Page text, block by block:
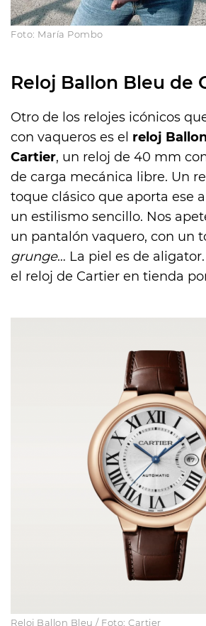
Foto: María Pombo
Reloj Ballon Bleu de
Otro de los relojes icónicos
con vaqueros es el reloj
Cartier, un reloj de 40 mm
de carga mecánica libre. Un
toque clásico que aporta ese
un estilismo sencillo. Nos
un pantalón vaquero, con un
grunge… La piel es de
el reloj de Cartier en tienda
Reloj Ballon Bleu / Foto: Cartier